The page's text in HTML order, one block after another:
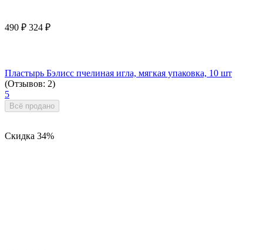
Скидка 34%
490 ₽ 324 ₽
Пластырь Бэлисс пчелиная игла, мягкая упаковка, 10 шт
(Отзывов: 2)
5
Всё продано